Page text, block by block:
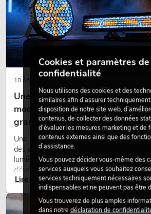
18.06.2026
Une touche rétro dans un design
moderne : pourquoi la lumière
grand retour
Une lumière très chaude, des surfaces
des accents colorés caractérisent de
lumière actuels sur les scènes, dans les
d’événements. La lumière rétro n’est
nostalgique, mais un outil de conception
ciblée : elle crée une atmosphère, donne
scènes et peut rendre les configurations
émotionnelles.
Lire maintenant
ÉCLAIRAGE
Cookies et paramètres de
confidentialité
Nous utilisons des cookies et des
similaires afin d’assurer
disposition de notre site web,
contenus, de collecter des données
d’évaluer les mesures marketing et de
contenus externes ainsi que des
d’assistance.
Vous pouvez décider vous-même des
services auxquels vous souhaitez
services techniquement nécessaires
indispensables et ne peuvent pas être
Vous trouverez de plus amples
dans notre déclaration de